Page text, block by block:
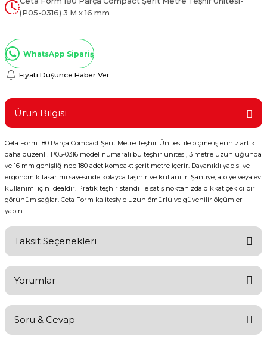
(P05-0316) 3 M x 16 mm
WhatsApp Sipariş
Fiyatı Düşünce Haber Ver
Ürün Bilgisi
Ceta Form 180 Parça Compact Şerit Metre Teşhir Ünitesi ile ölçme işleriniz artık
daha düzenli! P05-0316 model numaralı bu teşhir ünitesi, 3 metre uzunluğunda
ve 16 mm genişliğinde 180 adet kompakt şerit metre içerir. Dayanıklı yapısı ve
ergonomik tasarımı sayesinde kolayca taşınır ve kullanılır. Şantiye, atölye veya ev
kullanımı için idealdir. Pratik teşhir standı ile satış noktanızda dikkat çekici bir
görünüm sağlar. Ceta Form kalitesiyle uzun ömürlü ve güvenilir ölçümler
yapın.
Taksit Seçenekleri
Yorumlar
Soru & Cevap